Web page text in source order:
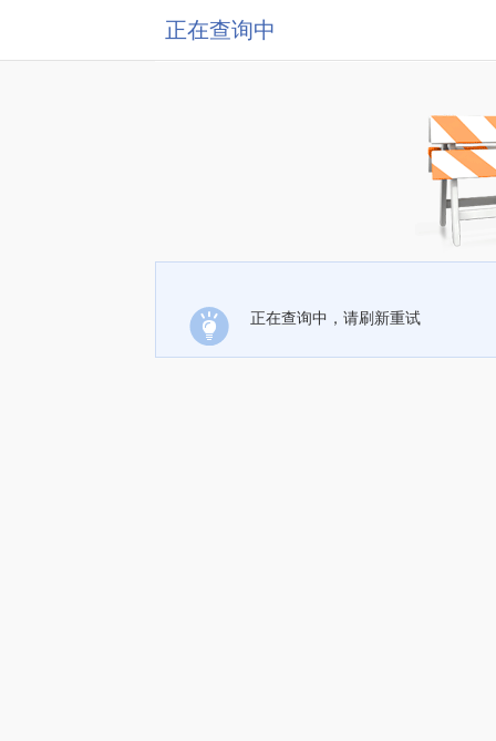
正在查询中
正在查询中，请刷新重试